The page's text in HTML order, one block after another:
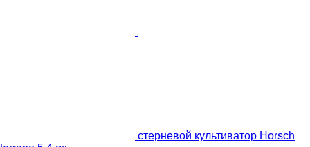
стерневой культиватор Horsch